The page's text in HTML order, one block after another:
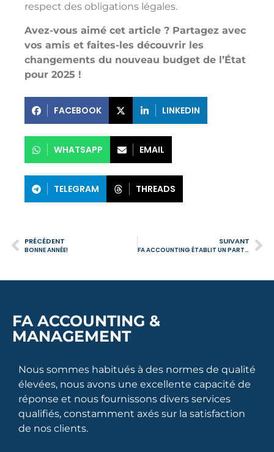
respect des obligations légales.
Avez-vous aimé cet article ? Partagez avec
vos amis et faites-les découvrir les
changements du nouveau budget de l’État
pour 2025 !
FACEBOOK LINKEDIN
WHATSAPP EMAIL
TELEGRAM THREADS
PRÉCÉDENT
BONNE ANNÉE!
SUIVANT
FA ACCOUNTING ÉTABLIT UN PARTENARIAT AVEC REVOLUT BUSINESS
FA ACCOUNTING &
MANAGEMENT
Nous sommes habitués à des normes de qualité
élevées, nous avons une excellente capacité de
réponse et nous fournissons divers services
qualifiés, constamment axés sur la satisfaction
de nos clients.